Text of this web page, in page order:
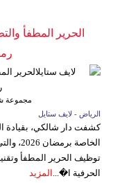
الحرير المطفأ
رمضان
مجموعة شالكي
الرياض - لايف ستايل
كشفت دار شالكي، بقيادة
توظيف الحرير المطفأ
الحرفية ا�... المزيد